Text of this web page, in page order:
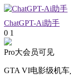
ChatGPT-Ai助手
0 1
Pro大会员可见
GTA VI电影级机车